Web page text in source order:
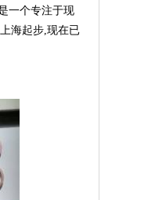
一个专注于现
海起步,现在已